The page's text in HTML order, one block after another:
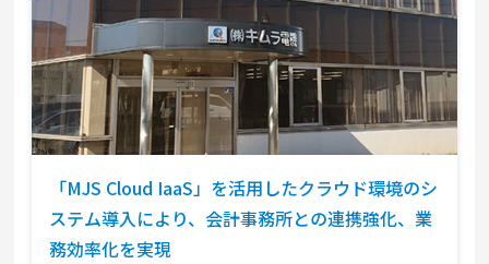
「MJS Cloud IaaS」を活用したクラウド環境のシ
ステム導入により、会計事務所との連携強化、業
務効率化を実現